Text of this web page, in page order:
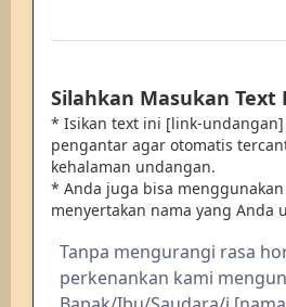
Silahkan Masukan Text
* Isikan text ini [link-
pengantar agar otomatis
kehalaman undangan.
* Anda juga bisa
menyertakan nama yang Anda